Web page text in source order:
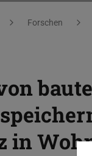
Forschen
in